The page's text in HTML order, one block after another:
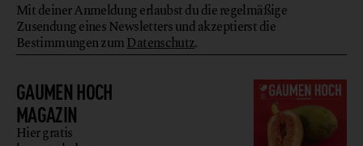
GAUMEN HOCH
MAGAZIN
Hier gratis
Mit deiner Anmeldung erlaubst du die regelmäßige
Zusendung eines Newsletters und akzeptierst die
Bestimmungen zumDatenschutz.